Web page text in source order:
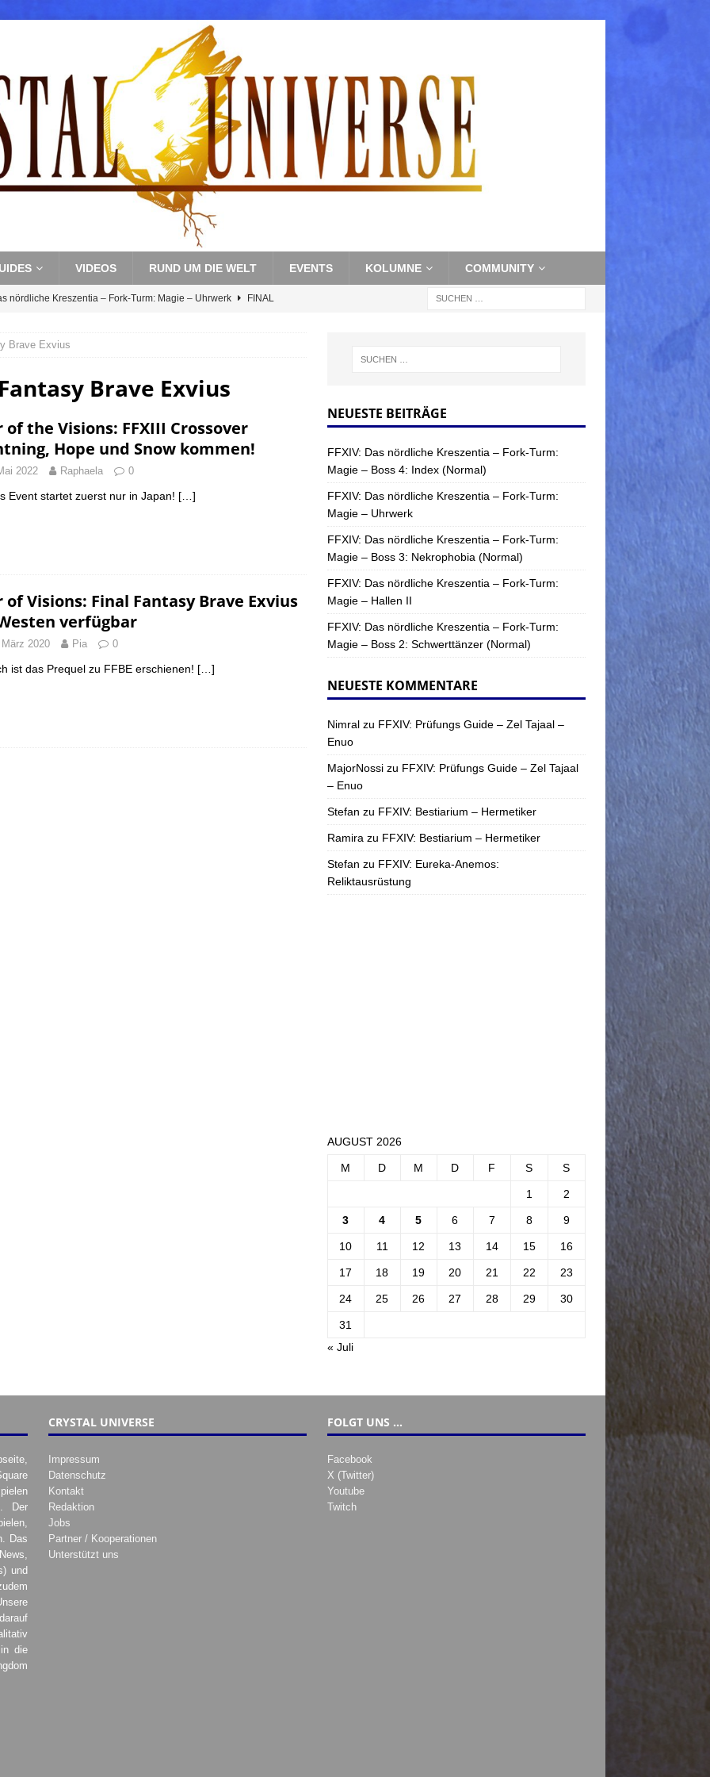
VIDEOS RUND UM DIE WELT EVENTS KOLUMNE COMMUNITY
nördliche Kreszentia – Fork-Turm: Magie – Uhrwerk FINAL
nördliche Kreszentia – Fork-Turm: Magie – Boss 3: Nekrophobia
nördliche Kreszentia – Fork-Turm: Magie – Boss 2: Schwerttänzer
Brave Exvius
Brave Exvius
of the Visions: FFXIII Crossover
Hope und Snow kommen!
2022 Raphaela 0
Event startet zuerst nur in Japan! […]
of Visions: Final Fantasy Brave Exvius
verfügbar
2020 Pia 0
ist das Prequel zu FFBE erschienen! […]
NEUESTE BEITRÄGE
FFXIV: Das nördliche Kreszentia – Fork-Turm:
Magie – Boss 4: Index (Normal)
FFXIV: Das nördliche Kreszentia – Fork-Turm:
Magie – Uhrwerk
FFXIV: Das nördliche Kreszentia – Fork-Turm:
Magie – Boss 3: Nekrophobia (Normal)
FFXIV: Das nördliche Kreszentia – Fork-Turm:
Magie – Hallen II
FFXIV: Das nördliche Kreszentia – Fork-Turm:
Magie – Boss 2: Schwerttänzer (Normal)
NEUESTE KOMMENTARE
Nimralzu FFXIV: Prüfungs Guide – Zel Tajaal –
Enuo
MajorNossizu FFXIV: Prüfungs Guide – Zel Tajaal
– Enuo
Stefan zu FFXIV: Bestiarium – Hermetiker
Ramira zu FFXIV: Bestiarium – Hermetiker
Stefan zu FFXIV: Eureka-Anemos:
Reliktausrüstung
AUGUST 2026
M D M D F S S
1 2
3 4 5 6 7 8 9
10 11 12 13 14 15 16
17 18 19 20 21 22 23
24 25 26 27 28 29 30
31
« Juli
Der
Das
und
die
CRYSTAL UNIVERSE
Impressum
Datenschutz
Kontakt
Redaktion
Jobs
Partner / Kooperationen
Unterstützt uns
FOLGT UNS …
Facebook
X (Twitter)
Youtube
Twitch